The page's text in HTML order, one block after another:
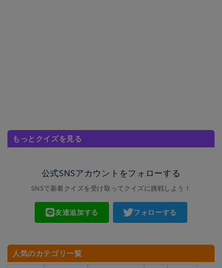
もっとクイズを見る
公式SNSアカウントをフォローする
SNSで新着クイズを受け取ってクイズに挑戦しよう！
友達追加する フォローする
人気のカテゴリ一覧